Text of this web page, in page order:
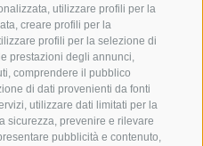
utilizzare profili per la
creare profili per la
profili per la selezione di
prestazioni degli annunci,
comprendere il pubblico
di dati provenienti da fonti
utilizzare dati limitati per la
sicurezza, prevenire e rilevare
pubblicità e contenuto,